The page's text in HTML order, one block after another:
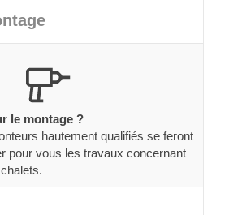
le montage ?
hautement qualifiés se feront
pour vous les travaux concernant